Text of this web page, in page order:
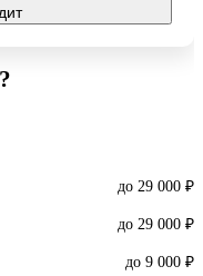
до 29 000 ₽
до 29 000 ₽
до 9 000 ₽